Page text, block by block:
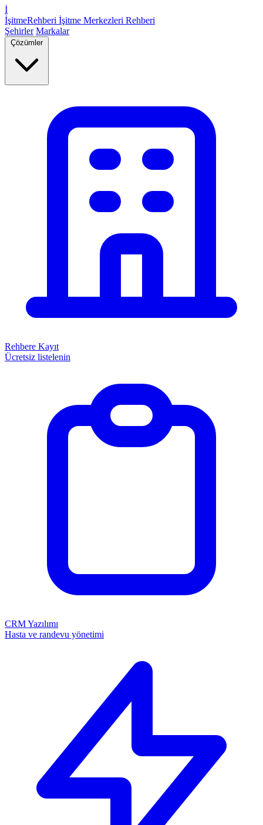
İ
İşitmeRehberi İşitme Merkezleri Rehberi
Şehirler Markalar
Çözümler
Rehbere Kayıt
Ücretsiz listelenin
CRM Yazılımı
Hasta ve randevu yönetimi